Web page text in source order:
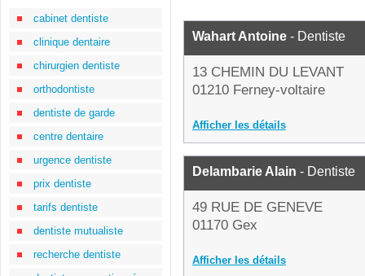
cabinet dentiste
clinique dentaire
chirurgien dentiste
orthodontiste
dentiste de garde
centre dentaire
urgence dentiste
prix dentiste
tarifs dentiste
dentiste mutualiste
recherche dentiste
Wahart Antoine - Dentiste
13 CHEMIN DU LEVANT
01210 Ferney-voltaire
Afficher les détails
Delambarie Alain - Dentiste
49 RUE DE GENEVE
01170 Gex
Afficher les détails